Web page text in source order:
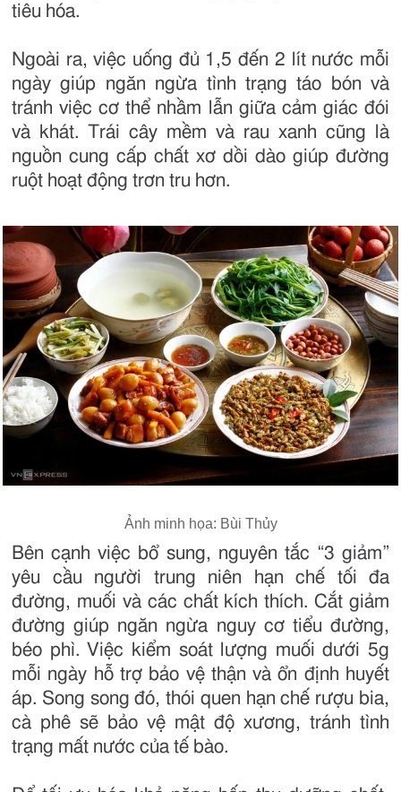
tiêu hóa.
Ngoài ra, việc uống đủ 1,5 đến 2 lít nước mỗi
ngày giúp ngăn ngừa tình trạng táo bón và
tránh việc cơ thể nhầm lẫn giữa cảm giác đói
và khát. Trái cây mềm và rau xanh cũng là
nguồn cung cấp chất xơ dồi dào giúp đường
ruột hoạt động trơn tru hơn.
Ảnh minh họa: Bùi Thủy
Bên cạnh việc bổ sung, nguyên tắc “3 giảm”
yêu cầu người trung niên hạn chế tối đa
đường, muối và các chất kích thích. Cắt giảm
đường giúp ngăn ngừa nguy cơ tiểu đường,
béo phì. Việc kiểm soát lượng muối dưới 5g
mỗi ngày hỗ trợ bảo vệ thận và ổn định huyết
áp. Song song đó, thói quen hạn chế rượu bia,
cà phê sẽ bảo vệ mật độ xương, tránh tình
trạng mất nước của tế bào.